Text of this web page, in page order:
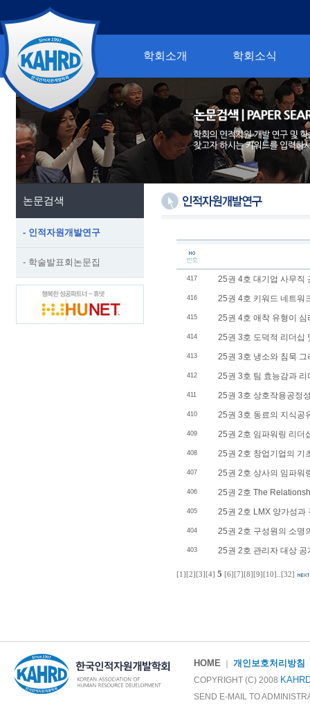
학회소개 학회소식
논문검색
- 인적자원개발연구
- 학술발표회논문집
417 25권 4호 대기업 사무직
416 25권 4호 키워드 네트워
415 25권 4호 애착 유형이 심
414 25권 3호 도덕적 리더십
413 25권 3호 냉소와 침묵
412 25권 3호 팀 효능감과
411 25권 3호 상호작용공정
410 25권 3호 동료의 지식공
409 25권 2호 임파워링 리더
408 25권 2호 창업기업의 기
407 25권 2호 상사의 임파워
406 25권 2호 The
405 25권 2호 LMX 양가성과
404 25권 2호 구성원의 소명
403 25권 2호 관리자 대상 공
[1] [2] [3] [4] 5 [6] [7] [8] [9] [10] [32]
HOME 개인보호처리방침
COPYRIGHT (C) 2008
SEND E-MAIL TO